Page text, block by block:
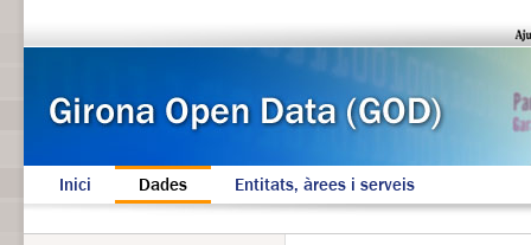
Inici Dades Entitats, àrees i serveis